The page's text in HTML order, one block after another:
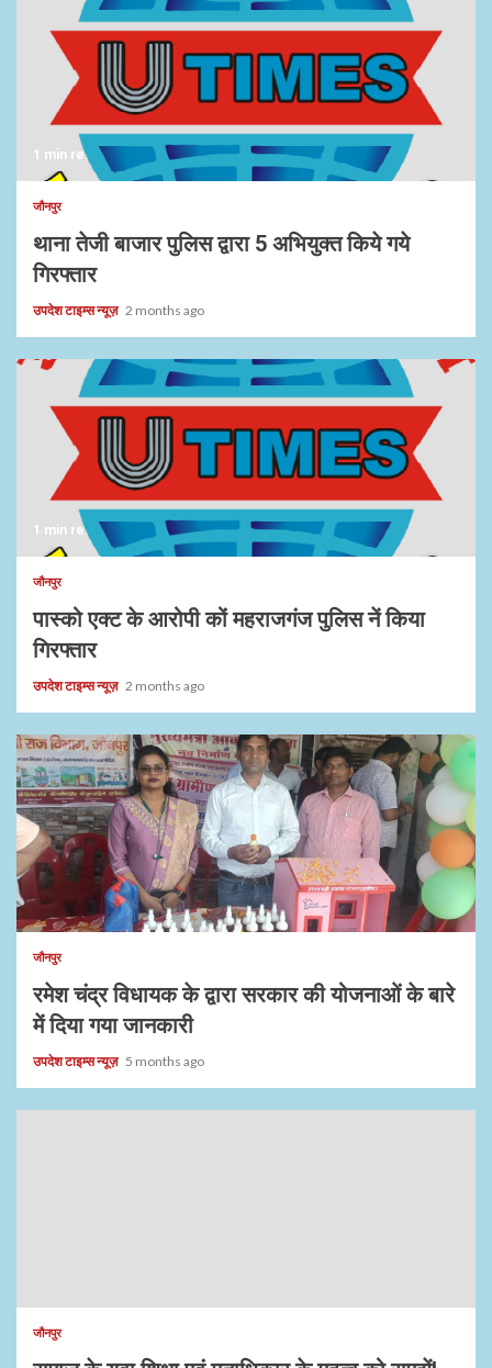
1 min read
जौनपुर
थाना तेजी बाजार पुलिस द्वारा 5 अभियुक्त किये गये
गिरफ्तार
उपदेश टाइम्स न्यूज़ 2 months ago
1 min read
जौनपुर
पास्को एक्ट के आरोपी कों महराजगंज पुलिस नें किया
गिरफ्तार
उपदेश टाइम्स न्यूज़ 2 months ago
1 min read
जौनपुर
रमेश चंद्र विधायक के द्वारा सरकार की योजनाओं के बारे
में दिया गया जानकारी
उपदेश टाइम्स न्यूज़ 5 months ago
जौनपुर